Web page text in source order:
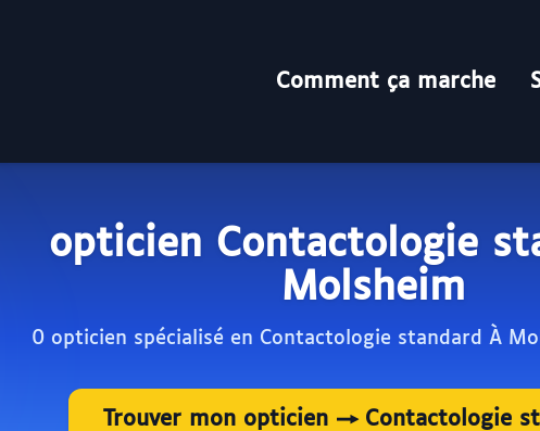
Comment ça marche
opticien Contactologie
Molsheim
0 opticien spécialisé en Contactologie standard À
Trouver mon opticien → Contactologie